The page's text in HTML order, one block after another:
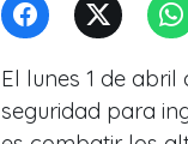
El lunes 1 de
seguridad para